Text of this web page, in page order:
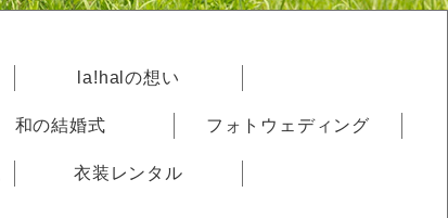
la!halの想い
和の結婚式 フォトウェディング
衣装レンタル